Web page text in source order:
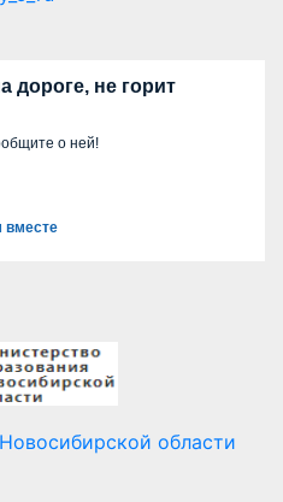
дороге, не горит
о ней!
вместе